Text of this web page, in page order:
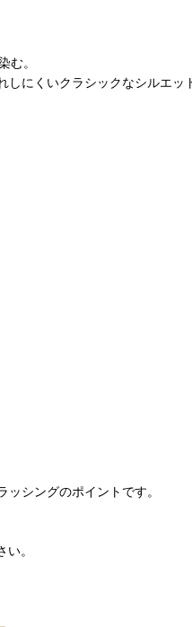
む。
にくいクラシックなシルエッ
シングのポイントです。
。